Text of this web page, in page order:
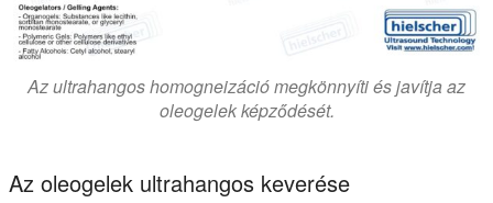
Az ultrahangos homogneizáció megkönnyíti és javítja az
oleogelek képződését.
Az oleogelek ultrahangos keverése